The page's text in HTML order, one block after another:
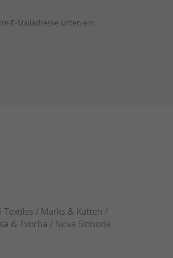
E-Mailadresse unten ein.
Textiles / Marks & Katten /
& Tvorba / Nova Sloboda